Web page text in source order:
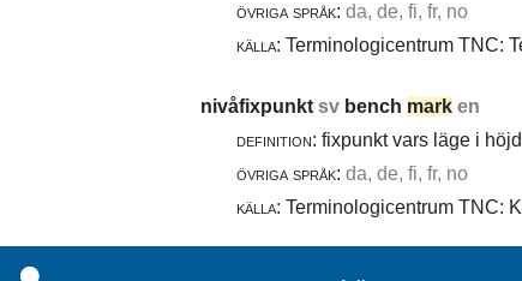
övriga språk: da, de, fi, fr, no
källa: Terminologicentrum TNC:
nivåfixpunktsv bench mark en
definition: fixpunkt vars läge i
övriga språk: da, de, fi, fr, no
källa: Terminologicentrum TNC: